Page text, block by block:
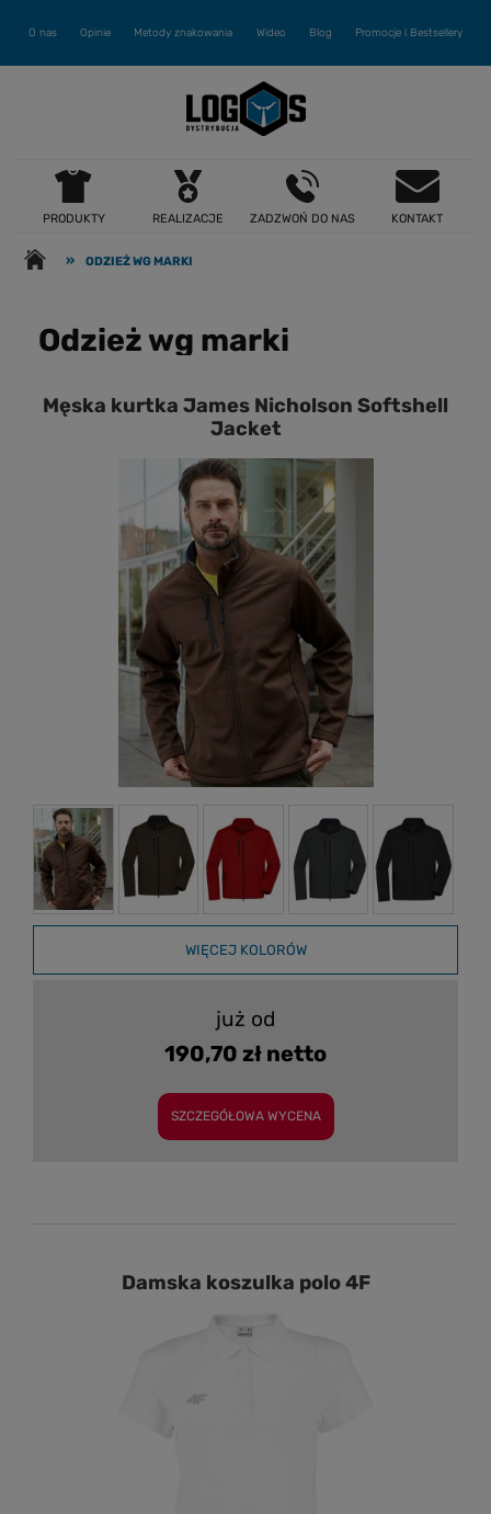
O nas Opinie Metody znakowania Wideo Blog Promocje i Bestsellery
PRODUKTY REALIZACJE ZADZWOŃ DO NAS KONTAKT
» ODZIEŻ WG MARKI
Odzież wg marki
Męska kurtka James Nicholson Softshell
Jacket
WIĘCEJ KOLORÓW
już od
190,70 zł netto
SZCZEGÓŁOWA WYCENA
Damska koszulka polo 4F